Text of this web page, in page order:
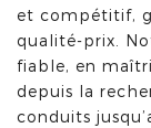
et compétitif,
qualité-prix.
fiable, en
depuis la
conduits